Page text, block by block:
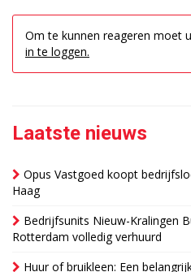
Om te kunnen reageren moet
in te loggen.
Laatste nieuws
Opus Vastgoed koopt
Haag
Bedrijfsunits Nieuw-Kralingen
Rotterdam volledig verhuurd
Huur of bruikleen: Een